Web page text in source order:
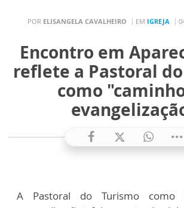
POR ELISANGELA CAVALHEIRO EM IGREJA
Encontro em
reflete a Pastoral
como
A Pastoral do Turismo como